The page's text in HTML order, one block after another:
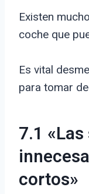
Existen
coche que
Es vital
para tomar
7.1
cortos»